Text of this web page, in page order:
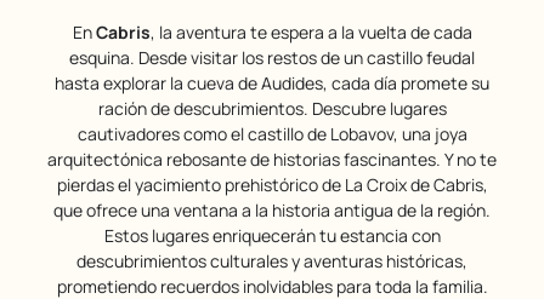
EnCabris, la aventura te espera a la vuelta de cada
esquina. Desde visitar los restos de un castillo feudal
hasta explorar la cueva de Audides, cada día promete su
ración de descubrimientos. Descubre lugares
cautivadores como el castillo de Lobavov, una joya
arquitectónica rebosante de historias fascinantes. Y no te
pierdas el yacimiento prehistórico de La Croix de Cabris,
que ofrece una ventana a la historia antigua de la región.
Estos lugares enriquecerán tu estancia con
descubrimientos culturales y aventuras históricas,
prometiendo recuerdos inolvidables para toda la familia.